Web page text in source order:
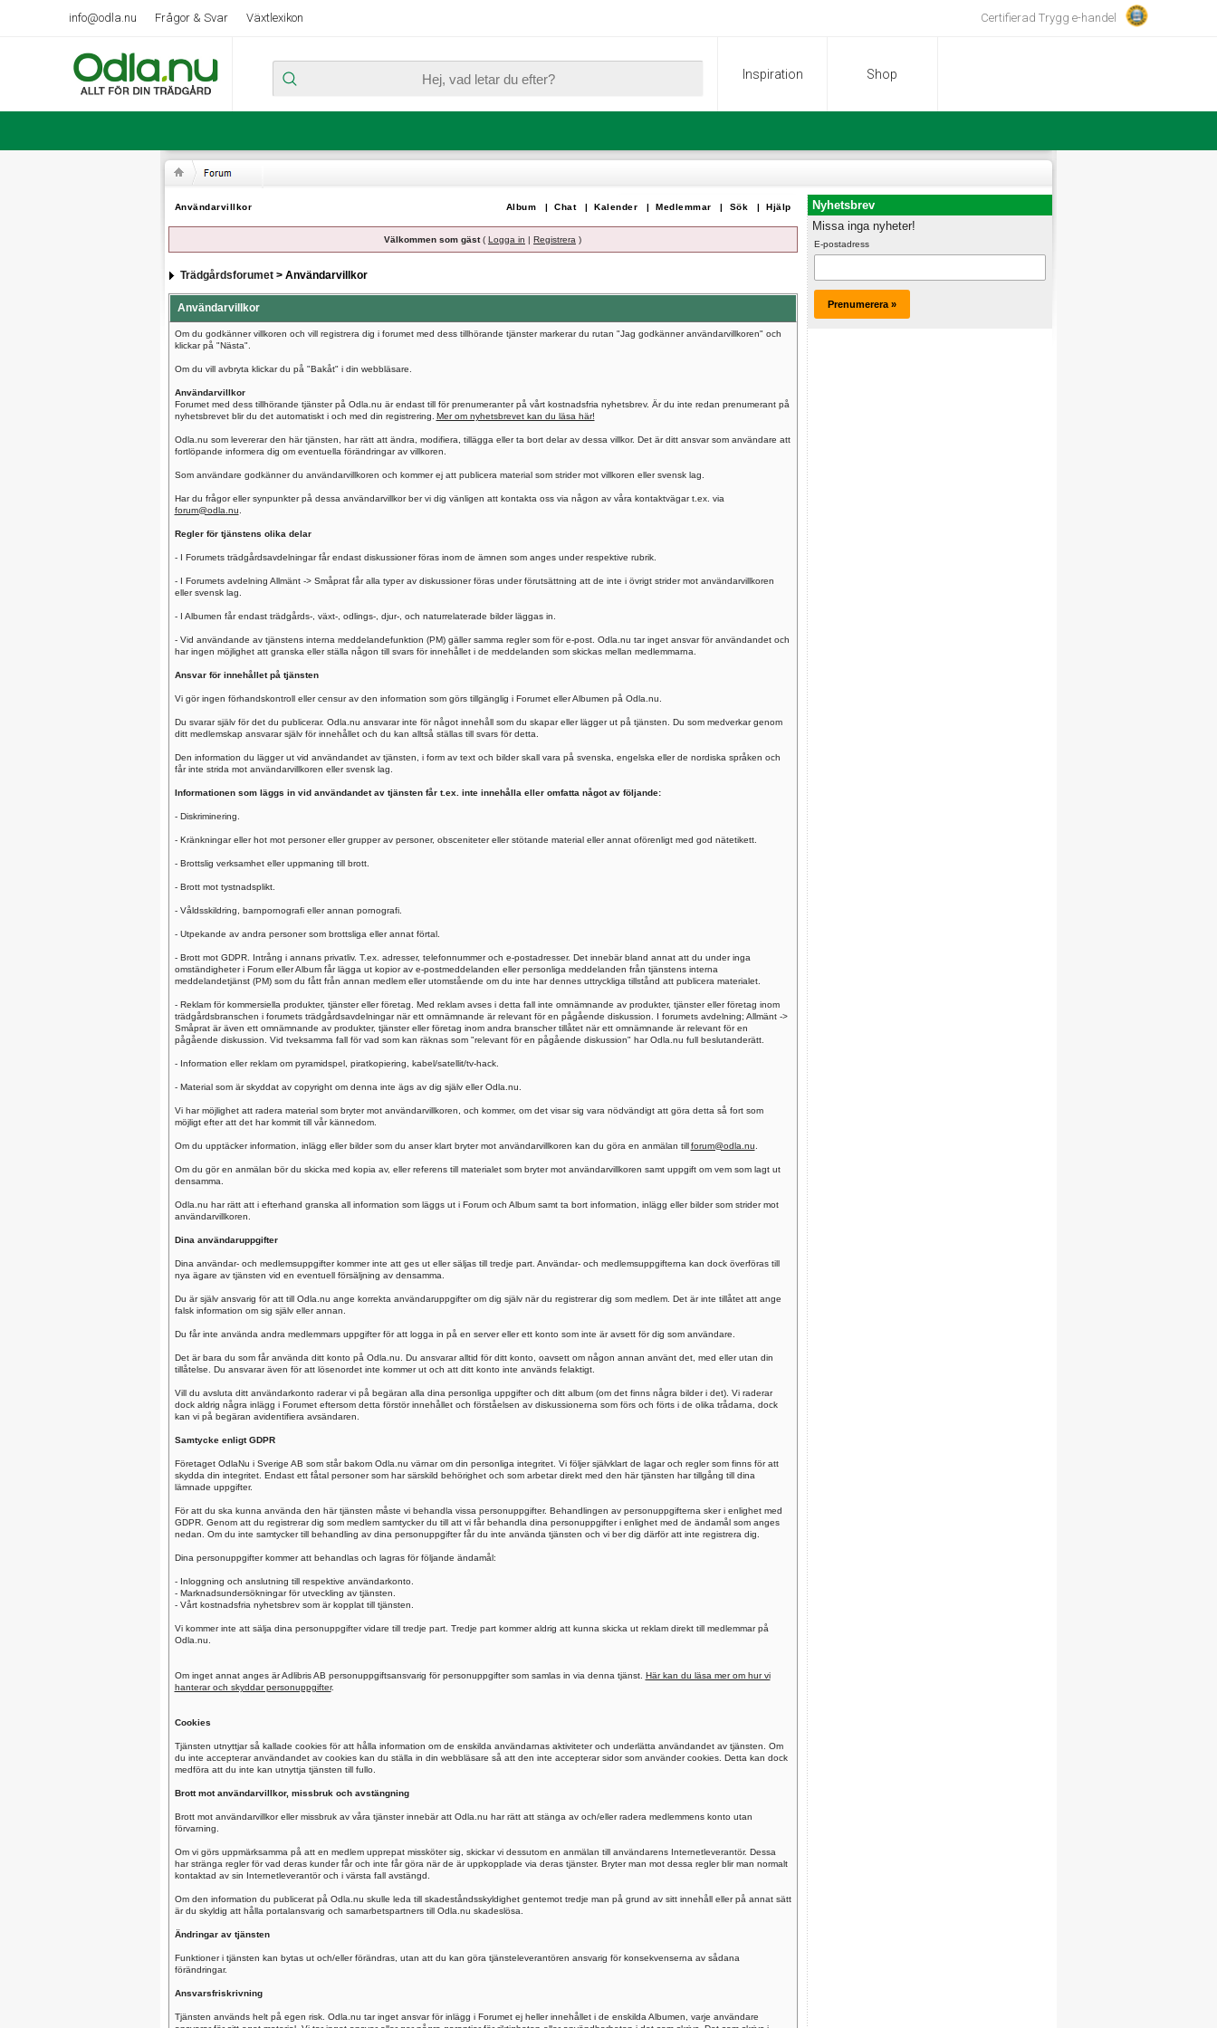
info@odla.nu Frågor & Svar Växtlexikon Certifierad Trygg e-handel
Inspiration Shop
Användarvillkor Hjälp
Sök |
Medlemmar |
Kalender |
Chat |
Album |
Välkommen som gäst( Logga in | Registrera )
Trädgårdsforumet> Användarvillkor
Användarvillkor
Om du godkänner villkoren och vill registrera dig i forumet med dess tillhörande tjänster markerar du rutan "Jag godkänner användarvillkoren" och
klickar på "Nästa".
Om du vill avbryta klickar du på "Bakåt" i din webbläsare.
Användarvillkor
Forumet med dess tillhörande tjänster på Odla.nu är endast till för prenumeranter på vårt kostnadsfria nyhetsbrev. Är du inte redan prenumerant på
nyhetsbrevet blir du det automatiskt i och med din registrering. Mer om nyhetsbrevet kan du läsa här!
Odla.nu som levererar den här tjänsten, har rätt att ändra, modifiera, tillägga eller ta bort delar av dessa villkor. Det är ditt ansvar som användare att
fortlöpande informera dig om eventuella förändringar av villkoren.
Som användare godkänner du användarvillkoren och kommer ej att publicera material som strider mot villkoren eller svensk lag.
Har du frågor eller synpunkter på dessa användarvillkor ber vi dig vänligen att kontakta oss via någon av våra kontaktvägar t.ex. via
forum@odla.nu
Regler för tjänstens olika delar
- I Forumets trädgårdsavdelningar får endast diskussioner föras inom de ämnen som anges under respektive rubrik.
- I Forumets avdelning Allmänt -> Småprat får alla typer av diskussioner föras under förutsättning att de inte i övrigt strider mot användarvillkoren
eller svensk lag.
- I Albumen får endast trädgårds-, växt-, odlings-, djur-, och naturrelaterade bilder läggas in.
- Vid användande av tjänstens interna meddelandefunktion (PM) gäller samma regler som för e-post. Odla.nu tar inget ansvar för användandet och
har ingen möjlighet att granska eller ställa någon till svars för innehållet i de meddelanden som skickas mellan medlemmarna.
Ansvar för innehållet på tjänsten
Vi gör ingen förhandskontroll eller censur av den information som görs tillgänglig i Forumet eller Albumen på Odla.nu.
Du svarar själv för det du publicerar. Odla.nu ansvarar inte för något innehåll som du skapar eller lägger ut på tjänsten. Du som medverkar genom
ditt medlemskap ansvarar själv för innehållet och du kan alltså ställas till svars för detta.
Den information du lägger ut vid användandet av tjänsten, i form av text och bilder skall vara på svenska, engelska eller de nordiska språken och
får inte strida mot användarvillkoren eller svensk lag.
Informationen som läggs in vid användandet av tjänsten får t.ex. inte innehålla eller omfatta något av följande:
- Diskriminering.
- Kränkningar eller hot mot personer eller grupper av personer, obsceniteter eller stötande material eller annat oförenligt med god nätetikett.
- Brottslig verksamhet eller uppmaning till brott.
- Brott mot tystnadsplikt.
- Våldsskildring, barnpornografi eller annan pornografi.
- Utpekande av andra personer som brottsliga eller annat förtal.
- Brott mot GDPR. Intrång i annans privatliv. T.ex. adresser, telefonnummer och e-postadresser. Det innebär bland annat att du under inga
omständigheter i Forum eller Album får lägga ut kopior av e-postmeddelanden eller personliga meddelanden från tjänstens interna
meddelandetjänst (PM) som du fått från annan medlem eller utomstående om du inte har dennes uttryckliga tillstånd att publicera materialet.
- Reklam för kommersiella produkter, tjänster eller företag. Med reklam avses i detta fall inte omnämnande av produkter, tjänster eller företag inom
trädgårdsbranschen i forumets trädgårdsavdelningar när ett omnämnande är relevant för en pågående diskussion. I forumets avdelning; Allmänt ->
Småprat är även ett omnämnande av produkter, tjänster eller företag inom andra branscher tillåtet när ett omnämnande är relevant för en
pågående diskussion. Vid tveksamma fall för vad som kan räknas som "relevant för en pågående diskussion" har Odla.nu full beslutanderätt.
- Information eller reklam om pyramidspel, piratkopiering, kabel/satellit/tv-hack.
- Material som är skyddat av copyright om denna inte ägs av dig själv eller Odla.nu.
Vi har möjlighet att radera material som bryter mot användarvillkoren, och kommer, om det visar sig vara nödvändigt att göra detta så fort som
möjligt efter att det har kommit till vår kännedom.
Om du upptäcker information, inlägg eller bilder som du anser klart bryter mot användarvillkoren kan du göra en anmälan tillforum@odla.nu
Om du gör en anmälan bör du skicka med kopia av, eller referens till materialet som bryter mot användarvillkoren samt uppgift om vem som lagt ut
densamma.
Odla.nu har rätt att i efterhand granska all information som läggs ut i Forum och Album samt ta bort information, inlägg eller bilder som strider mot
användarvillkoren.
Dina användaruppgifter
Dina användar- och medlemsuppgifter kommer inte att ges ut eller säljas till tredje part. Användar- och medlemsuppgifterna kan dock överföras till
nya ägare av tjänsten vid en eventuell försäljning av densamma.
Du är själv ansvarig för att till Odla.nu ange korrekta användaruppgifter om dig själv när du registrerar dig som medlem. Det är inte tillåtet att ange
falsk information om sig själv eller annan.
Du får inte använda andra medlemmars uppgifter för att logga in på en server eller ett konto som inte är avsett för dig som användare.
Det är bara du som får använda ditt konto på Odla.nu. Du ansvarar alltid för ditt konto, oavsett om någon annan använt det, med eller utan din
tillåtelse. Du ansvarar även för att lösenordet inte kommer ut och att ditt konto inte används felaktigt.
Vill du avsluta ditt användarkonto raderar vi på begäran alla dina personliga uppgifter och ditt album (om det finns några bilder i det). Vi raderar
dock aldrig några inlägg i Forumet eftersom detta förstör innehållet och förståelsen av diskussionerna som förs och förts i de olika trådarna, dock
kan vi på begäran avidentifiera avsändaren.
Samtycke enligt GDPR
Företaget OdlaNu i Sverige AB som står bakom Odla.nu värnar om din personliga integritet. Vi följer självklart de lagar och regler som finns för att
skydda din integritet. Endast ett fåtal personer som har särskild behörighet och som arbetar direkt med den här tjänsten har tillgång till dina
lämnade uppgifter.
För att du ska kunna använda den här tjänsten måste vi behandla vissa personuppgifter. Behandlingen av personuppgifterna sker i enlighet med
GDPR. Genom att du registrerar dig som medlem samtycker du till att vi får behandla dina personuppgifter i enlighet med de ändamål som anges
nedan. Om du inte samtycker till behandling av dina personuppgifter får du inte använda tjänsten och vi ber dig därför att inte registrera dig.
Dina personuppgifter kommer att behandlas och lagras för följande ändamål:
- Inloggning och anslutning till respektive användarkonto.
- Marknadsundersökningar för utveckling av tjänsten.
- Vårt kostnadsfria nyhetsbrev som är kopplat till tjänsten.
Vi kommer inte att sälja dina personuppgifter vidare till tredje part. Tredje part kommer aldrig att kunna skicka ut reklam direkt till medlemmar på
Odla.nu.
Om inget annat anges är Adlibris AB personuppgiftsansvarig för personuppgifter som samlas in via denna tjänst. Här kan du läsa mer om hur vi
hanterar och skyddar personuppgifter.
Cookies
Tjänsten utnyttjar så kallade cookies för att hålla information om de enskilda användarnas aktiviteter och underlätta användandet av tjänsten. Om
du inte accepterar användandet av cookies kan du ställa in din webbläsare så att den inte accepterar sidor som använder cookies. Detta kan dock
medföra att du inte kan utnyttja tjänsten till fullo.
Brott mot användarvillkor, missbruk och avstängning
Brott mot användarvillkor eller missbruk av våra tjänster innebär att Odla.nu har rätt att stänga av och/eller radera medlemmens konto utan
förvarning.
Om vi görs uppmärksamma på att en medlem upprepat missköter sig, skickar vi dessutom en anmälan till användarens Internetleverantör. Dessa
har stränga regler för vad deras kunder får och inte får göra när de är uppkopplade via deras tjänster. Bryter man mot dessa regler blir man normalt
kontaktad av sin Internetleverantör och i värsta fall avstängd.
Om den information du publicerat på Odla.nu skulle leda till skadeståndsskyldighet gentemot tredje man på grund av sitt innehåll eller på annat sätt
är du skyldig att hålla portalansvarig och samarbetspartners till Odla.nu skadeslösa.
Ändringar av tjänsten
Funktioner i tjänsten kan bytas ut och/eller förändras, utan att du kan göra tjänsteleverantören ansvarig för konsekvenserna av sådana
förändringar.
Ansvarsfriskrivning
Tjänsten används helt på egen risk. Odla.nu tar inget ansvar för inlägg i Forumet ej heller innehållet i de enskilda Albumen, varje användare
Nyhetsbrev
Missa inga nyheter!
E-postadress